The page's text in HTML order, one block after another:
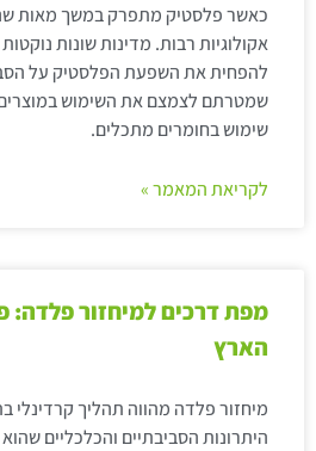
כאשר פלסטיק מתפרק במשך מאות
אקולוגיות רבות. מדינות שונות
להפחית את השפעת הפלסטיק על
שמטרתם לצמצם את השימוש
שימוש בחומרים מתכלים.
לקריאת המאמר »
מפת דרכים למיחזור פלדה:
הארץ
מיחזור פלדה מהווה תהליך קרדינלי
היתרונות הסביבתיים והכלכליים